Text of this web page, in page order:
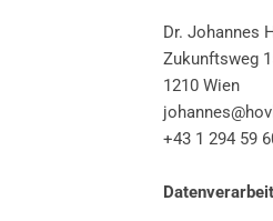
Dr. Johannes
Zukunftsweg
1210 Wien
+43 1 294 59